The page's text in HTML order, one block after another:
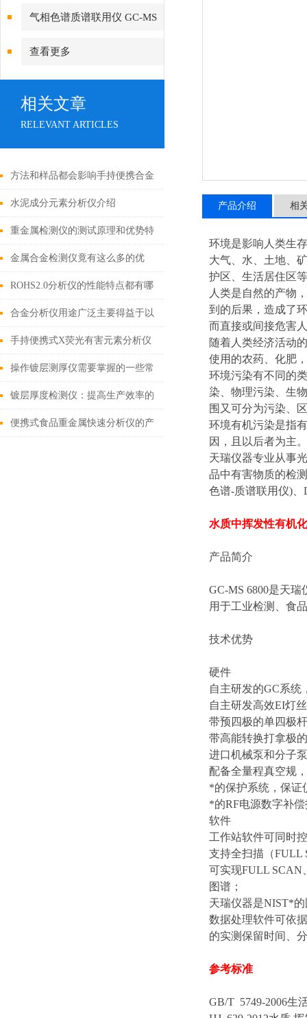
气相色谱质谱联用仪 GC-MS
查看更多
相关文章
RELEVANT ARTICLES
方法和样品都会影响手持便携合金
分析仪的测量结果
水泥成分元素分析仪介绍
重金属检测仪的测试原理和优势特
征
金属合金检测仪竟有这么多的优
势！
ROHS2.0分析仪的性能特点都有哪
些呢？
合金分析仪用途广泛主要得益于以
下优势
手持便携式X荧光有害元素分析仪
六大性能优势
操作镀层测厚仪需要掌握的一些常
识
镀层厚度检测仪：提高生产效率的
有效工具
便携式食品重金属快速分析仪的产
产品介绍 相
环境是影响人类生
大气、水、土地、
护区、生活居住区
人类是自然的产物
到的后果，造成了
而直接或间接危害
随着人类经济活动
使用的农药、化肥
环境污染有不同的
染、物理污染、生
围又可分为污染、
环境有机污染是指
因，且以后者为主
天瑞仪器专业从事
品中有害物质的检
色谱-质谱联用仪)
水质中挥发性有机
产品简介
GC-MS 6800是天
用于工业检测、食
技术优势
硬件
自主研发的GC系统
自主研发高效EI灯
带预四极的单四极
带高能转换打拿极
进口机械泵和分子
配备全量程真空规
*的保护系统，保证
*的RF电源数字补
软件
工作站软件可同时
支持全扫描（FULL
可实现FULL SCAN
图谱；
天瑞仪器是NIST*
数据处理软件可依
的实测保留时间、
参考标准
GB/T 5749-2006生